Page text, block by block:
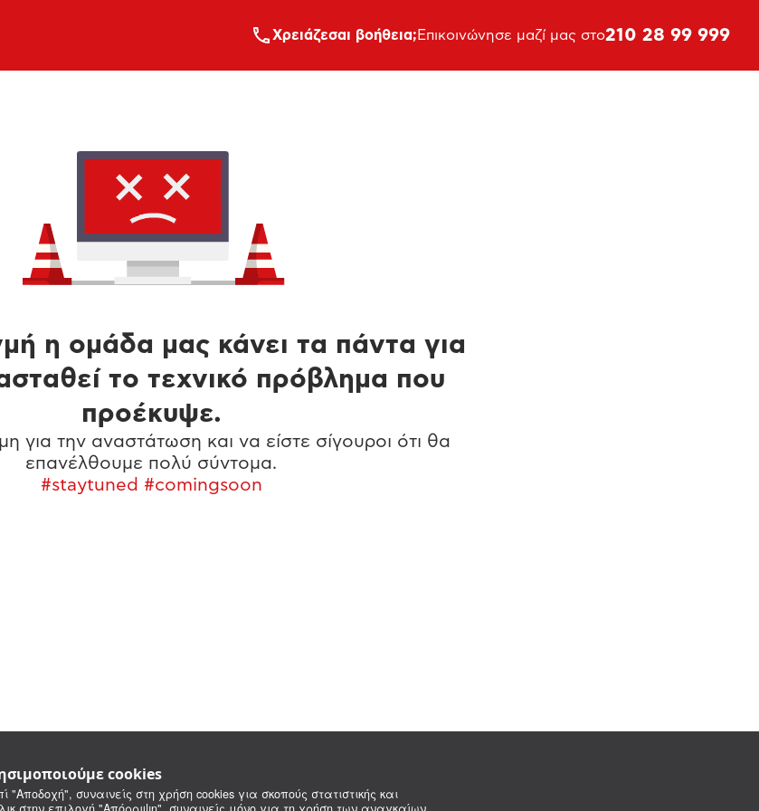
cookies
"Αποδοχή", συναινείς στη χρήση cookies για σκοπούς στατιστικής και
Xρειάζεσαι βοήθεια; Επικοινώνησε μαζί μας στο210 28 99 999
η ομάδα μας κάνει τα πάντα για
το τεχνικό πρόβλημα που
προέκυψε.
για την αναστάτωση και να είστε σίγουροι ότι θα
επανέλθουμε πολύ σύντομα.
#staytuned #comingsoon